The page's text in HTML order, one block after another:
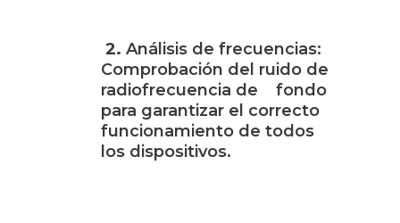
2. Análisis de frecuencias:
Comprobación del ruido de
radiofrecuencia de fondo
para garantizar el correcto
funcionamiento de todos
los dispositivos.